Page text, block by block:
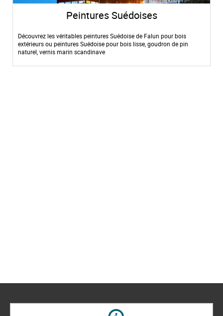
Peintures Suédoises
Découvrez les véritables peintures Suédoise de Falun pour bois
extérieurs ou peintures Suédoise pour bois lisse, goudron de pin
naturel, vernis marin scandinave